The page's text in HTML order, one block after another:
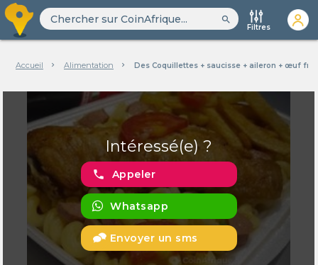
search
Filtres
Accueil Alimentation Des Coquillettes + saucisse + aileron + œuf frit
Intéressé(e) ?
phone Appeler
Whatsapp
Envoyer un sms